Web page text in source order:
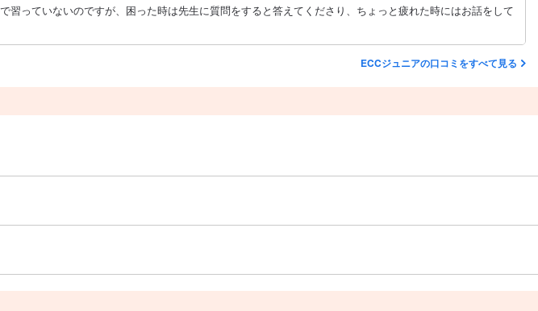
っていないのですが、困った時は先生に質問をすると答えてくださり、ちょっと疲れた時にはお話をして
ECCジュニアの口コミをすべて見る